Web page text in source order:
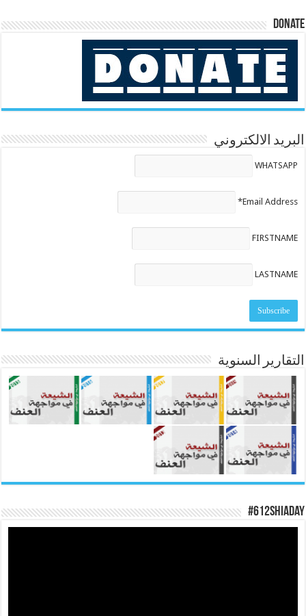
Donate
البريد الالكتروني
WHATSAPP
Email Address*
FIRSTNAME
LASTNAME
التقارير السنوية
#612ShiaDay